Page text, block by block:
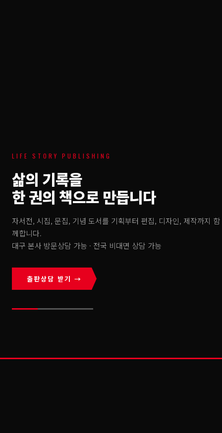
LIFE STORY PUBLISHING
삶의 기록을
한 권의 책으로 만듭니다
자서전, 시집, 문집, 기념 도서를 기획부터 편집, 디자인, 제작까지 함
께합니다.
대구 본사 방문상담 가능 · 전국 비대면 상담 가능
출판상담 받기 →